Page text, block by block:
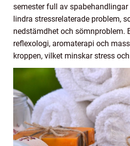
semester full av
lindra stressrelaterade problem,
nedstämdhet och sömnproblem.
reflexologi, aromaterapi och
kroppen, vilket minskar stress